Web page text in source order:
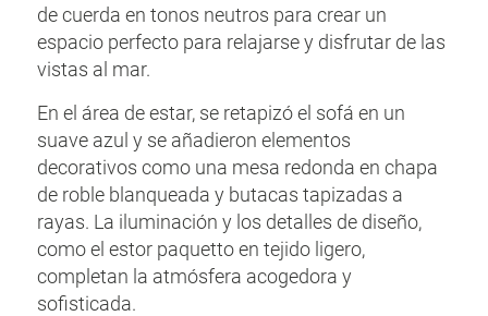
de cuerda en tonos neutros para crear un
espacio perfecto para relajarse y disfrutar de las
vistas al mar.
En el área de estar, se retapizó el sofá en un
suave azul y se añadieron elementos
decorativos como una mesa redonda en chapa
de roble blanqueada y butacas tapizadas a
rayas. La iluminación y los detalles de diseño,
como el estor paquetto en tejido ligero,
completan la atmósfera acogedora y
sofisticada.